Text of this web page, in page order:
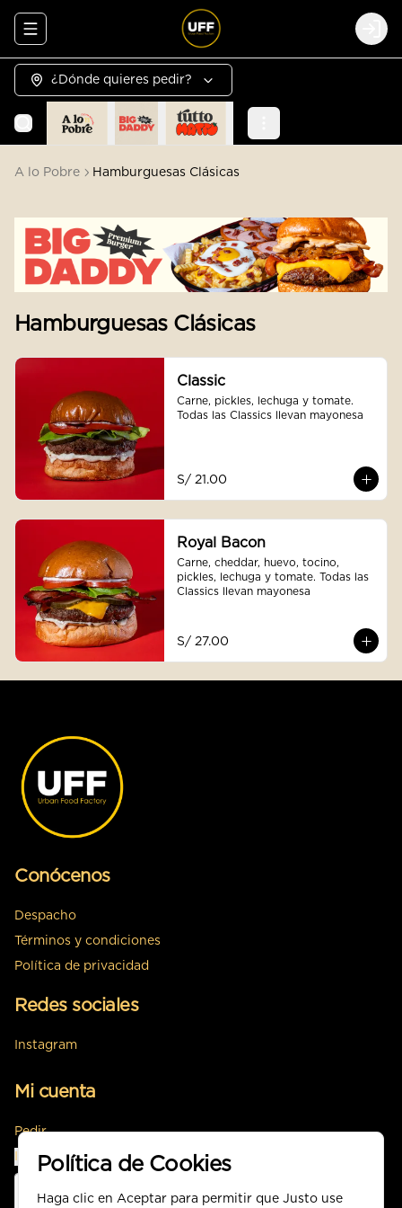
Abrir menu de navegación
¿Dónde quieres pedir?
A lo Pobre Hamburguesas Clásicas
Hamburguesas Clásicas
Classic
Carne, pickles, lechuga y tomate.
Todas las Classics llevan mayonesa
S/ 21.00
Royal Bacon
Carne, cheddar, huevo, tocino,
pickles, lechuga y tomate. Todas las
Classics llevan mayonesa
S/ 27.00
Conócenos
Despacho
Términos y condiciones
Política de privacidad
Redes sociales
Instagram
Mi cuenta
Pedir
Iniciar sesión
Política de Cookies
Haga clic en Aceptar para permitir que Justo use